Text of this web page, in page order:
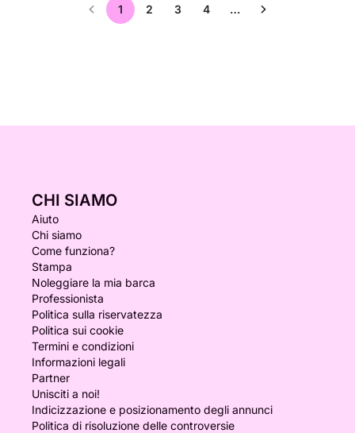
1 2 3 4 …
CHI SIAMO
Aiuto
Chi siamo
Come funziona?
Stampa
Noleggiare la mia barca
Professionista
Politica sulla riservatezza
Politica sui cookie
Termini e condizioni
Informazioni legali
Partner
Unisciti a noi!
Indicizzazione e posizionamento degli annunci
Politica di risoluzione delle controversie